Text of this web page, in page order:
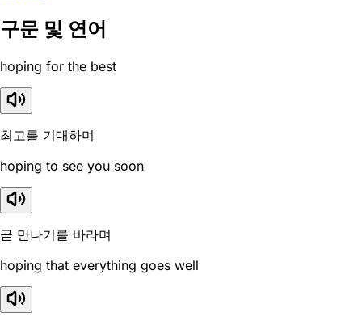
구문 및 연어
hoping for the best
최고를 기대하며
hoping to see you soon
곧 만나기를 바라며
hoping that everything goes well